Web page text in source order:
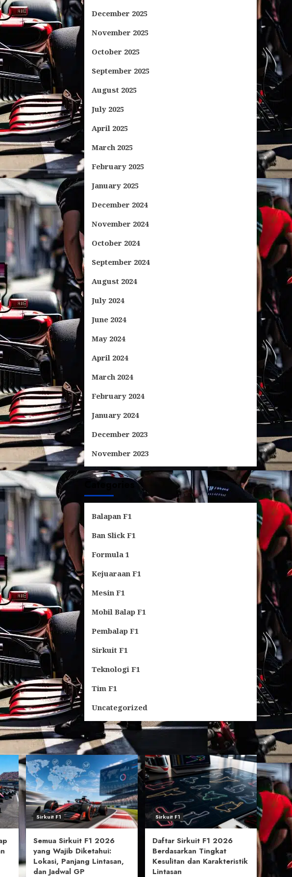
December 2025
November 2025
October 2025
September 2025
August 2025
July 2025
April 2025
March 2025
February 2025
January 2025
December 2024
November 2024
October 2024
September 2024
August 2024
July 2024
June 2024
May 2024
April 2024
March 2024
February 2024
January 2024
December 2023
November 2023
Categories
Balapan F1
Ban Slick F1
Formula 1
Kejuaraan F1
Mesin F1
Mobil Balap F1
Pembalap F1
Sirkuit F1
Teknologi F1
Tim F1
Uncategorized
Sirkuit F1
Semua Sirkuit F1 2026
yang Wajib Diketahui:
Lokasi, Panjang Lintasan,
dan Jadwal GP
Sirkuit F1
Daftar Sirkuit F1 2026
Berdasarkan Tingkat
Kesulitan dan Karakteristik
Lintasan